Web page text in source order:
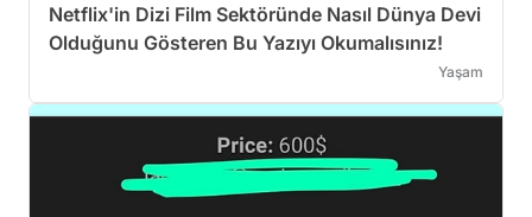
Netflix'in Dizi Film Sektöründe Nasıl Dünya Devi
Olduğunu Gösteren Bu Yazıyı Okumalısınız!
Yaşam